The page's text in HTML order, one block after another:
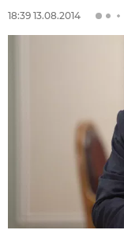
18:39 13.08.2014